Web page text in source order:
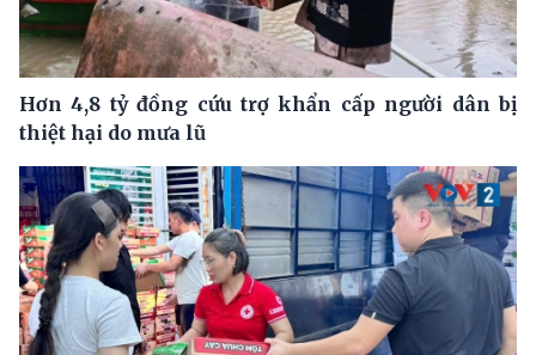
Hơn 4,8 tỷ đồng cứu trợ khẩn cấp người dân bị
thiệt hại do mưa lũ